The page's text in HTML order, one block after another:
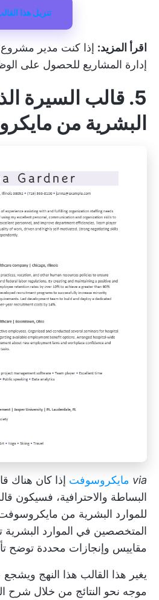
تنزيل هذا
اقرأ المزيد: إذا كنت مدير
إدارة المشاريع للحصول على
5. قالب السيرة
البشرية من
via مايكروسوفت إذا كان هناك
البساطة والاحترافية، فسيكون
للموارد البشرية من
المتخصصين في الموارد
مقاييس وإنجازات محددة توضح
يغير هذا القالب هذا النهج
موجه نحو النتائج من خلال شرح